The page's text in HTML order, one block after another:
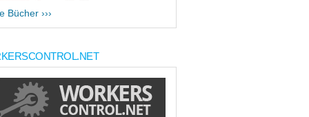
Bücher ›››